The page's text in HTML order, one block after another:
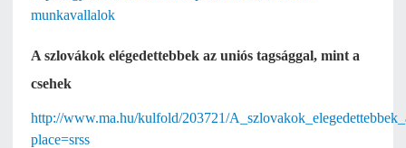
munkavallalok
A szlovákok elégedettebbek az uniós tagsággal, mint a
csehek
http://www.ma.hu/kulfold/203721/
place=srss